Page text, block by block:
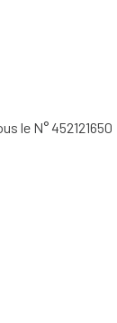
le N° 452121650